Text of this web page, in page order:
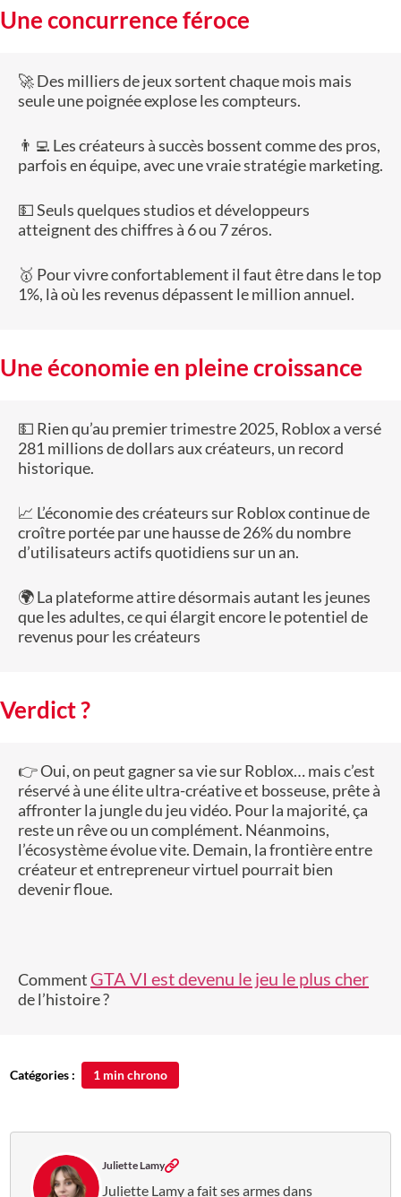
Une concurrence féroce
🚀 Des milliers de jeux sortent chaque mois mais
seule une poignée explose les compteurs.
👨‍💻 Les créateurs à succès bossent comme des pros,
parfois en équipe, avec une vraie stratégie marketing.
💵 Seuls quelques studios et développeurs
atteignent des chiffres à 6 ou 7 zéros.
🥇 Pour vivre confortablement il faut être dans le top
1%, là où les revenus dépassent le million annuel.
Une économie en pleine croissance
💵 Rien qu’au premier trimestre 2025, Roblox a versé
281 millions de dollars aux créateurs, un record
historique.
📈 L’économie des créateurs sur Roblox continue de
croître portée par une hausse de 26% du nombre
d’utilisateurs actifs quotidiens sur un an.
🌍 La plateforme attire désormais autant les jeunes
que les adultes, ce qui élargit encore le potentiel de
revenus pour les créateurs
Verdict ?
👉 Oui, on peut gagner sa vie sur Roblox… mais c’est
réservé à une élite ultra-créative et bosseuse, prête à
affronter la jungle du jeu vidéo. Pour la majorité, ça
reste un rêve ou un complément. Néanmoins,
l’écosystème évolue vite. Demain, la frontière entre
créateur et entrepreneur virtuel pourrait bien
devenir floue.
Comment GTA VI est devenu le jeu le plus cher
de l’histoire ?
Catégories : 1 min chrono
Juliette Lamy
Juliette Lamy a fait ses armes dans